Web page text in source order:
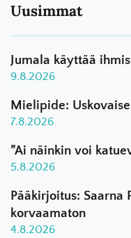
Uusimmat
Jumala käyttää
9.8.2026
Mielipide:
7.8.2026
”Ai näinkin voi
5.8.2026
Pääkirjoitus: Saarna
korvaamaton
4.8.2026